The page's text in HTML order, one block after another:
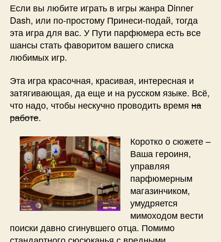
Если вы любите играть в игры жанра Dinner
Dash, или по-простому Принеси-подай, тогда
эта игра для вас. У Пути парфюмера есть все
шансы стать фаворитом вашего списка
любимых игр.
Эта игра красочная, красивая, интересная и
затягивающая, да еще и на русском языке. Всё,
что надо, чтобы нескучно проводить время на
работе.
Коротко о сюжете –
Ваша героиня,
управляя
парфюмерным
магазинчиком,
умудряется
мимоходом вести
поиски давно сгинувшего отца. Помимо
стандартного сюсюканья с вредными